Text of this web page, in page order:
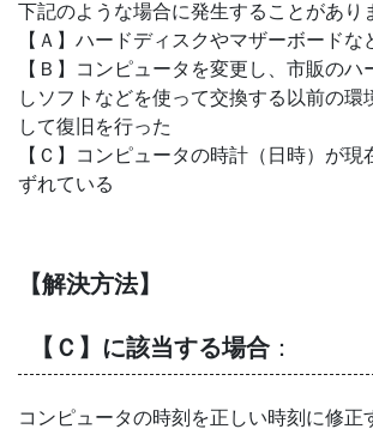
下記のような場合に発生することがあり
【Ａ】ハードディスクやマザーボードな
【Ｂ】コンピュータを変更し、市販のハ
しソフトなどを使って交換する以前の環
して復旧を行った
【Ｃ】コンピュータの時計（日時）が現
ずれている
【解決方法】
【Ｃ】に該当する場合 ：
コンピュータの時刻を正しい時刻に修正